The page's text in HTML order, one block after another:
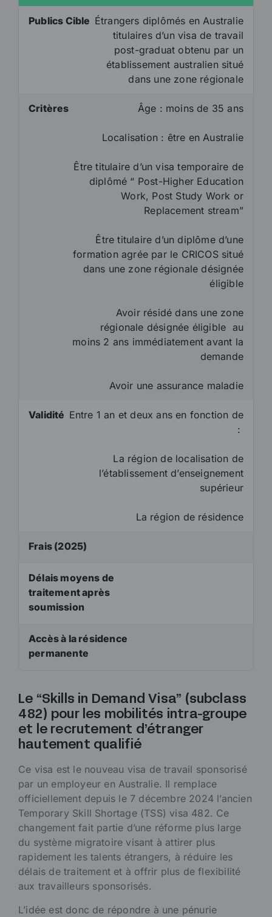
Publics Cible Étrangers diplômés en Australie
titulaires d’un visa de travail
post-graduat obtenu par un
établissement australien situé
dans une zone régionale
Critères Âge : moins de 35 ans
Localisation : être en Australie
Être titulaire d’un visa temporaire de
diplômé “ Post-Higher Education
Work, Post Study Work or
Replacement stream”
Être titulaire d’un diplôme d’une
formation agrée par le CRICOS situé
dans une zone régionale désignée
éligible
Avoir résidé dans une zone
régionale désignée éligible au
moins 2 ans immédiatement avant la
demande
Avoir une assurance maladie
Validité Entre 1 an et deux ans en fonction de
:
La région de localisation de
l’établissement d’enseignement
supérieur
La région de résidence
Frais (2025)
Délais moyens de
traitement après
soumission
Accès à la résidence
permanente
Le “Skills in Demand Visa” (subclass
482) pour les mobilités intra-groupe
et le recrutement d’étranger
hautement qualifié
Ce visa est le nouveau visa de travail sponsorisé
par un employeur en Australie. Il remplace
officiellement depuis le 7 décembre 2024 l’ancien
Temporary Skill Shortage (TSS) visa 482. Ce
changement fait partie d’une réforme plus large
du système migratoire visant à attirer plus
rapidement les talents étrangers, à réduire les
délais de traitement et à offrir plus de flexibilité
aux travailleurs sponsorisés.
L’idée est donc de répondre à une pénurie